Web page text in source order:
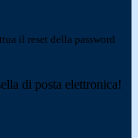
il reset della password
di posta elettronica!